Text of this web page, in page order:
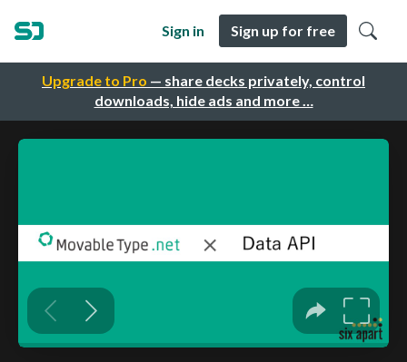
Upgrade to Pro — share decks privately, control
downloads, hide ads and more …
Sign in Sign up for free